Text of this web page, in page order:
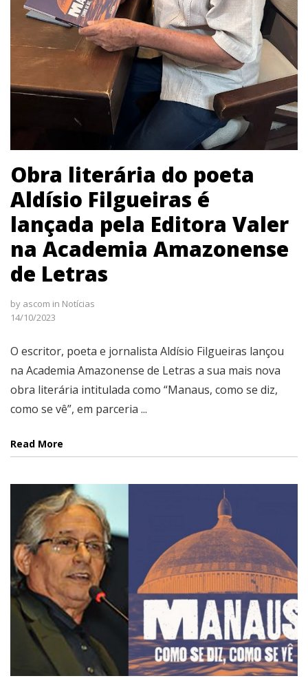
Obra literária do poeta
Aldísio Filgueiras é
lançada pela Editora Valer
na Academia Amazonense
de Letras
by ascom in Notícias
14/10/2023
O escritor, poeta e jornalista Aldísio Filgueiras lançou
na Academia Amazonense de Letras a sua mais nova
obra literária intitulada como “Manaus, como se diz,
como se vê”, em parceria ...
Read More